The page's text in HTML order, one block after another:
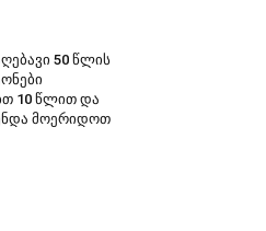
50 წლის
10 წლით და
მოერიდოთ